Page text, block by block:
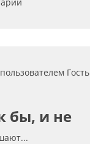
Гость
бы, и не